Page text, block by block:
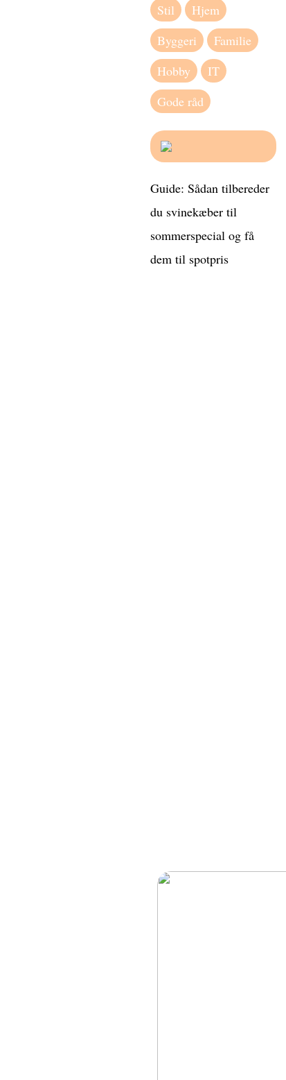
Stil
Hjem
Byggeri
Familie
Hobby
IT
Gode råd
Guide: Sådan tilbereder
du svinekæber til
sommerspecial og få
dem til spotpris